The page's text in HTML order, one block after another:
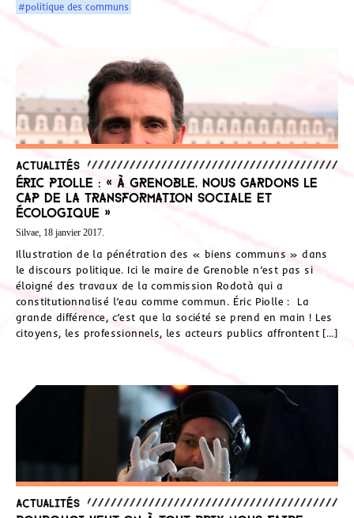
#politique des communs
Actualités
Éric Piolle : « À Grenoble, nous gardons le
cap de la transformation sociale et
écologique »
Silvae, 18 janvier 2017.
Illustration de la pénétration des « biens communs » dans
le discours politique. Ici le maire de Grenoble n’est pas si
éloigné des travaux de la commission Rodotà qui a
constitutionnalisé l’eau comme commun. Éric Piolle : La
grande différence, c’est que la société se prend en main ! Les
citoyens, les professionnels, les acteurs publics affrontent […]
Actualités